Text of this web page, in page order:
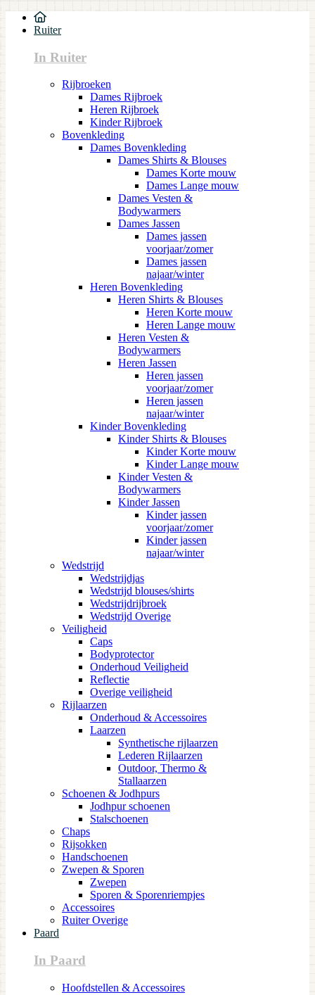
Ruiter
In Ruiter
Rijbroeken
Dames Rijbroek
Heren Rijbroek
Kinder Rijbroek
Bovenkleding
Dames Bovenkleding
Dames Shirts & Blouses
Dames Korte mouw
Dames Lange mouw
Dames Vesten &
Bodywarmers
Dames Jassen
Dames jassen
voorjaar/zomer
Dames jassen
najaar/winter
Heren Bovenkleding
Heren Shirts & Blouses
Heren Korte mouw
Heren Lange mouw
Heren Vesten &
Bodywarmers
Heren Jassen
Heren jassen
voorjaar/zomer
Heren jassen
najaar/winter
Kinder Bovenkleding
Kinder Shirts & Blouses
Kinder Korte mouw
Kinder Lange mouw
Kinder Vesten &
Bodywarmers
Kinder Jassen
Kinder jassen
voorjaar/zomer
Kinder jassen
najaar/winter
Wedstrijd
Wedstrijdjas
Wedstrijd blouses/shirts
Wedstrijdrijbroek
Wedstrijd Overige
Veiligheid
Caps
Bodyprotector
Onderhoud Veiligheid
Reflectie
Overige veiligheid
Rijlaarzen
Onderhoud & Accessoires
Laarzen
Synthetische rijlaarzen
Lederen Rijlaarzen
Outdoor, Thermo &
Stallaarzen
Schoenen & Jodhpurs
Jodhpur schoenen
Stalschoenen
Chaps
Rijsokken
Handschoenen
Zwepen & Sporen
Zwepen
Sporen & Sporenriempjes
Accessoires
Ruiter Overige
Paard
In Paard
Hoofdstellen & Accessoires